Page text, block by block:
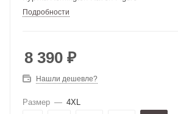
Подробности
8 390 ₽
Нашли дешевле?
Размер — 4XL